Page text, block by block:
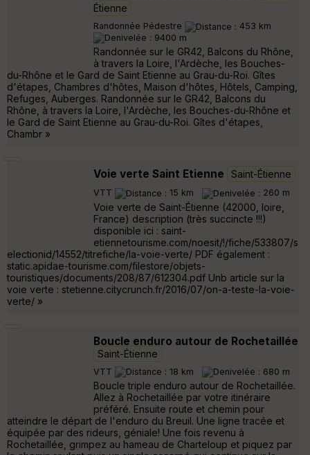
Étienne
Randonnée Pédestre
453 km
9400 m
Randonnée sur le GR42, Balcons du Rhône,
à travers la Loire, l'Ardèche, les Bouches-
du-Rhône et le Gard de Saint Etienne au Grau-du-Roi. Gîtes
d'étapes, Chambres d'hôtes, Maison d'hôtes, Hôtels, Camping,
Refuges, Auberges. Randonnée sur le GR42, Balcons du
Rhône, à travers la Loire, l'Ardèche, les Bouches-du-Rhône et
le Gard de Saint Etienne au Grau-du-Roi. Gîtes d'étapes,
Chambr »
Voie verte Saint Etienne Saint-Étienne
VTT 15 km 260 m
Voie verte de Saint-Étienne (42000, loire,
France) description (très succincte !!!)
disponible ici : saint-
etiennetourisme.com/noesit/!/fiche/533807/s
electionid/14552/titrefiche/la-voie-verte/ PDF également :
static.apidae-tourisme.com/filestore/objets-
touristiques/documents/208/87/612304.pdf Unb article sur la
voie verte : stetienne.citycrunch.fr/2016/07/on-a-teste-la-voie-
verte/ »
Boucle enduro autour de Rochetaillée
Saint-Étienne
VTT 18 km 680 m
Boucle triple enduro autour de Rochetaillée.
Allez à Rochetaillée par votre itinéraire
préféré. Ensuite route et chemin pour
atteindre le départ de l'enduro du Breuil. Une ligne tracée et
équipée par des rideurs, géniale! Une fois revenu à
Rochetaillée, grimpez au hameau de Charteloup et piquez par